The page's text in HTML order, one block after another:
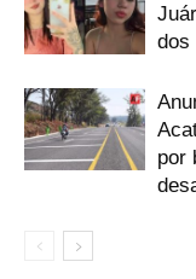
dos
por